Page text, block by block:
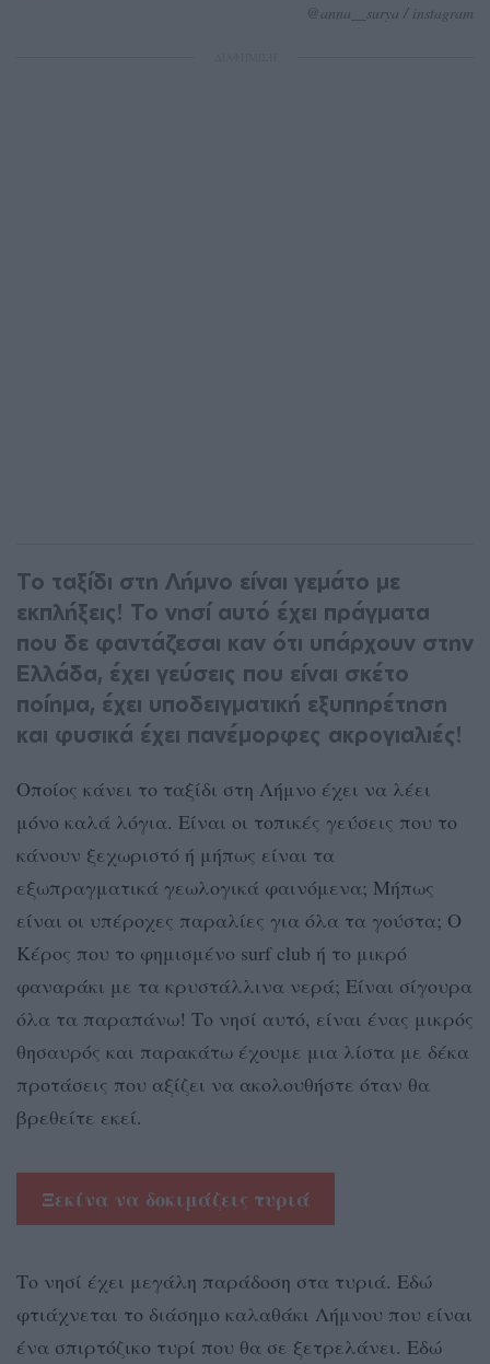
@anna__surya / instagram
Το ταξίδι στη Λήμνο είναι γεμάτο με
εκπλήξεις! Το νησί αυτό έχει πράγματα
που δε φαντάζεσαι καν ότι υπάρχουν στην
Ελλάδα, έχει γεύσεις που είναι σκέτο
ποίημα, έχει υποδειγματική εξυπηρέτηση
και φυσικά έχει πανέμορφες ακρογιαλιές!
Οποίος κάνει το ταξίδι στη Λήμνο έχει να λέει
μόνο καλά λόγια. Είναι οι τοπικές γεύσεις που το
κάνουν ξεχωριστό ή μήπως είναι τα
εξωπραγματικά γεωλογικά φαινόμενα; Μήπως
είναι οι υπέροχες παραλίες για όλα τα γούστα; Ο
Κέρος που το φημισμένο surf club ή το μικρό
φαναράκι με τα κρυστάλλινα νερά; Είναι σίγουρα
όλα τα παραπάνω! Το νησί αυτό, είναι ένας μικρός
θησαυρός και παρακάτω έχουμε μια λίστα με δέκα
προτάσεις που αξίζει να ακολουθήστε όταν θα
βρεθείτε εκεί.
Ξεκίνα να δοκιμάζεις τυριά
Το νησί έχει μεγάλη παράδοση στα τυριά. Εδώ
φτιάχνεται το διάσημο καλαθάκι Λήμνου που είναι
ένα σπιρτόζικο τυρί που θα σε ξετρελάνει. Εδώ